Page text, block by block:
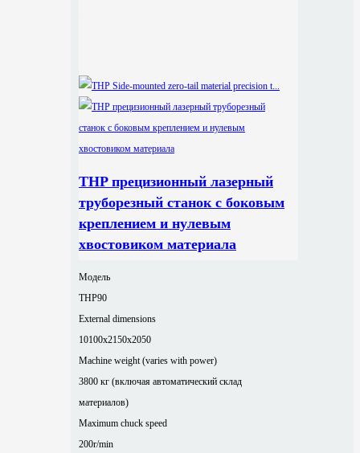
THP прецизионный лазерный
труборезный станок с боковым
креплением и нулевым
хвостовиком материала
Модель
THP90
External dimensions
10100x2150x2050
Machine weight (varies with power)
3800 кг (включая автоматический склад
материалов)
Maximum chuck speed
200r/min